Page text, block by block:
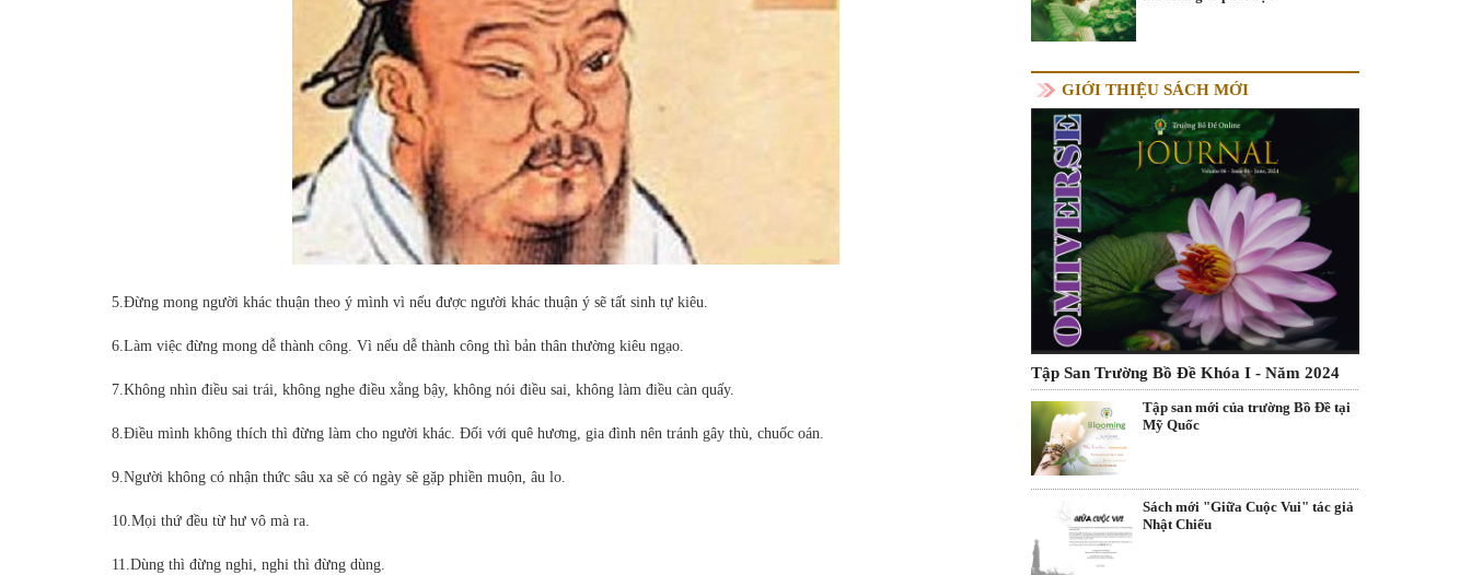
5.Đừng mong người khác thuận theo ý mình vì nếu được người khác thuận ý sẽ tất sinh tự kiêu.
6.Làm việc đừng mong dễ thành công. Vì nếu dễ thành công thì bản thân thường kiêu ngạo.
7.Không nhìn điều sai trái, không nghe điều xằng bậy, không nói điều sai, không làm điều càn quấy.
8.Điều mình không thích thì đừng làm cho người khác. Đối với quê hương, gia đình nên tránh gây thù, chuốc oán.
9.Người không có nhận thức sâu xa sẽ có ngày sẽ gặp phiền muộn, âu lo.
10.Mọi thứ đều từ hư vô mà ra.
11.Dùng thì đừng nghi, nghi thì đừng dùng.
GIỚI THIỆU SÁCH MỚI
Tập San Trường Bồ Đề Khóa I - Năm 2024
Tập san mới của trường Bồ Đề tại
Mỹ Quốc
Sách mới "Giữa Cuộc Vui" tác giả
Nhật Chiếu